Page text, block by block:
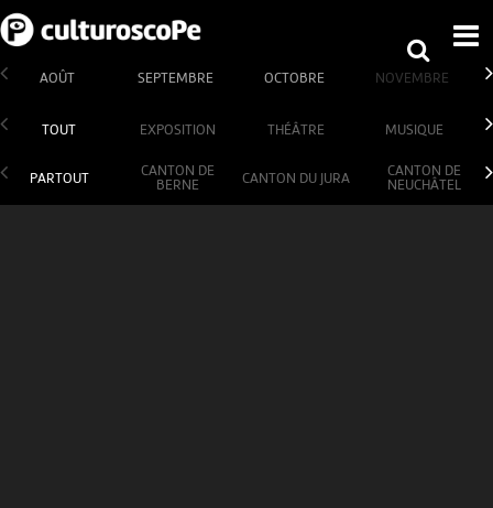
AOÛT SEPTEMBRE OCTOBRE NOVEMBRE
TOUT EXPOSITION THÉÂTRE MUSIQUE
PARTOUT
CANTON DE
BERNE
CANTON DU JURA
CANTON DE
NEUCHÂTEL